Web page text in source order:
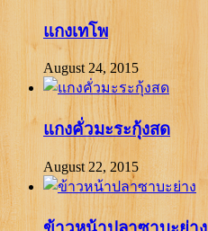
แกงเทโพ
August 24, 2015
แกงคั่วมะระกุ้งสด
August 22, 2015